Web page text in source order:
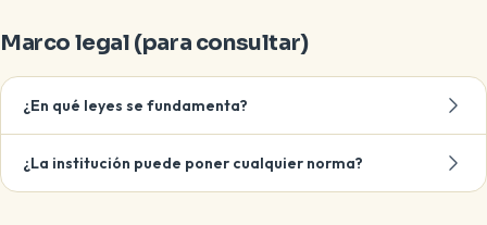
Marco legal (para consultar)
¿En qué leyes se fundamenta?
¿La institución puede poner cualquier norma?